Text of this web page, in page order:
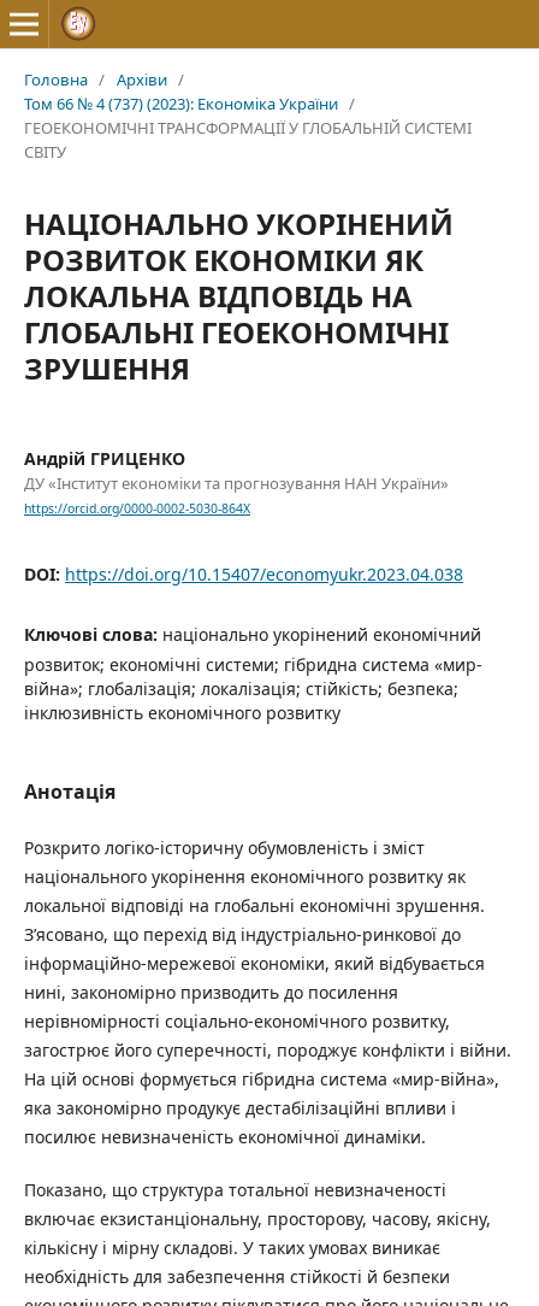
Головна / Архіви /
Том 66 № 4 (737) (2023): Економіка України /
ГЕОЕКОНОМІЧНІ ТРАНСФОРМАЦІЇ У ГЛОБАЛЬНІЙ СИСТЕМІ
СВІТУ
НАЦІОНАЛЬНО УКОРІНЕНИЙ
РОЗВИТОК ЕКОНОМІКИ ЯК
ЛОКАЛЬНА ВІДПОВІДЬ НА
ГЛОБАЛЬНІ ГЕОЕКОНОМІЧНІ
ЗРУШЕННЯ
Андрій ГРИЦЕНКО
ДУ «Інститут економіки та прогнозування НАН України»
https://orcid.org/0000-0002-5030-864X
DOI: https://doi.org/10.15407/economyukr.2023.04.038
Ключові слова: національно укорінений економічний
розвиток; економічні системи; гібридна система «мир-
війна»; глобалізація; локалізація; стійкість; безпека;
інклюзивність економічного розвитку
Анотація
Розкрито логіко-історичну обумовленість і зміст
національного укорінення економічного розвитку як
локальної відповіді на глобальні економічні зрушення.
З’ясовано, що перехід від індустріально-ринкової до
інформаційно-мережевої економіки, який відбувається
нині, закономірно призводить до посилення
нерівномірності соціально-економічного розвитку,
загострює його суперечності, породжує конфлікти і війни.
На цій основі формується гібридна система «мир-війна»,
яка закономірно продукує дестабілізаційні впливи і
посилює невизначеність економічної динаміки.
Показано, що структура тотальної невизначеності
включає екзистанціональну, просторову, часову, якісну,
кількісну і мірну складові. У таких умовах виникає
необхідність для забезпечення стійкості й безпеки